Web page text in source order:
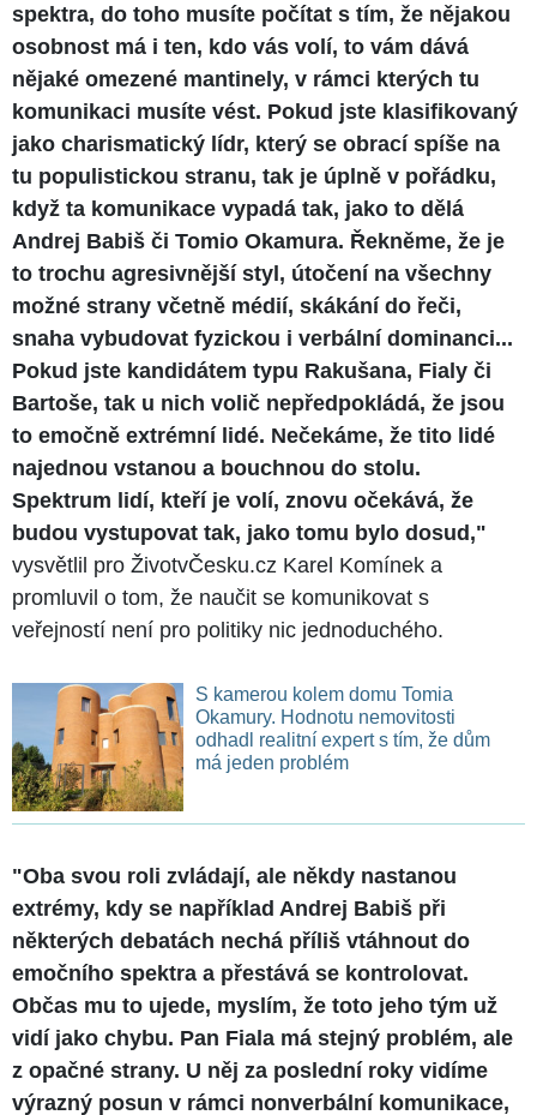
spektra, do toho musíte počítat s tím, že nějakou
osobnost má i ten, kdo vás volí, to vám dává
nějaké omezené mantinely, v rámci kterých tu
komunikaci musíte vést. Pokud jste klasifikovaný
jako charismatický lídr, který se obrací spíše na
tu populistickou stranu, tak je úplně v pořádku,
když ta komunikace vypadá tak, jako to dělá
Andrej Babiš či Tomio Okamura. Řekněme, že je
to trochu agresivnější styl, útočení na všechny
možné strany včetně médií, skákání do řeči,
snaha vybudovat fyzickou i verbální dominanci...
Pokud jste kandidátem typu Rakušana, Fialy či
Bartoše, tak u nich volič nepředpokládá, že jsou
to emočně extrémní lidé. Nečekáme, že tito lidé
najednou vstanou a bouchnou do stolu.
Spektrum lidí, kteří je volí, znovu očekává, že
budou vystupovat tak, jako tomu bylo dosud,"
vysvětlil pro ŽivotvČesku.cz Karel Komínek a
promluvil o tom, že naučit se komunikovat s
veřejností není pro politiky nic jednoduchého.
S kamerou kolem domu Tomia
Okamury. Hodnotu nemovitosti
odhadl realitní expert s tím, že dům
má jeden problém
"Oba svou roli zvládají, ale někdy nastanou
extrémy, kdy se například Andrej Babiš při
některých debatách nechá příliš vtáhnout do
emočního spektra a přestává se kontrolovat.
Občas mu to ujede, myslím, že toto jeho tým už
vidí jako chybu. Pan Fiala má stejný problém, ale
z opačné strany. U něj za poslední roky vidíme
výrazný posun v rámci nonverbální komunikace,